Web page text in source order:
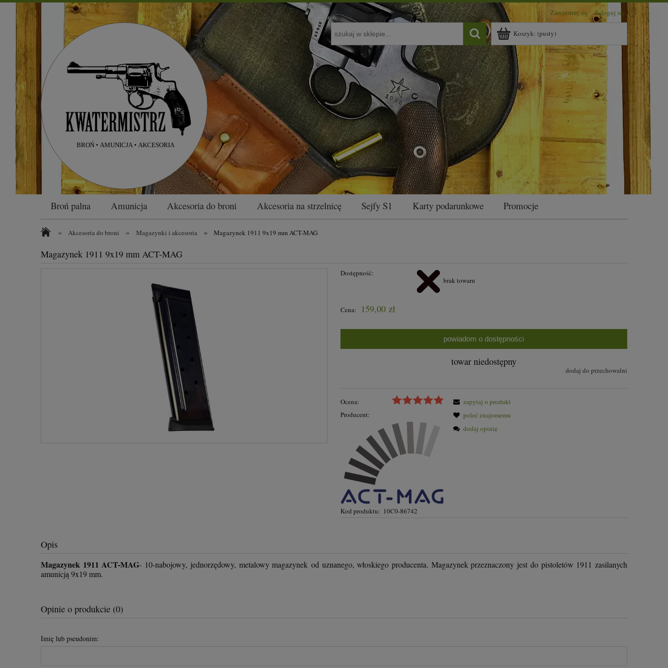
Zarejestruj się Zaloguj się
Koszyk: (pusty)
Broń palna Amunicja Akcesoria do broni Akcesoria na strzelnicę Sejfy S1 Karty podarunkowe Promocje
» Akcesoria do broni » Magazynki i akcesoria » Magazynek 1911 9x19 mm ACT-MAG
Magazynek 1911 9x19 mm ACT-MAG
Dostępność:
brak towaru
Cena: 159,00 zł
powiadom o dostępności
towar niedostępny
dodaj do przechowalni
Ocena:
Producent:
Kod produktu: 10C0-86742
zapytaj o produkt
poleć znajomemu
dodaj opinię
Opis
Magazynek 1911 ACT-MAG- 10-nabojowy, jednorzędowy, metalowy magazynek od uznanego, włoskiego producenta. Magazynek przeznaczony jest do pistoletów 1911 zasilanych
amunicją 9x19 mm.
Opinie o produkcie (0)
Imię lub pseudonim: